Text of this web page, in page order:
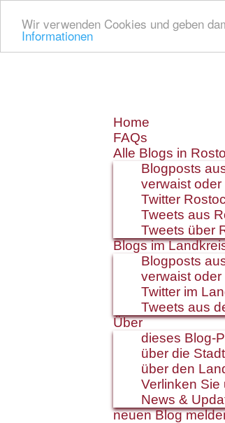
Wir verwenden Cookies und geben
Informationen
Inhalt
springen
Home
FAQs
Alle Blogs in
Blogposts
verwaist oder
Twitter
Tweets aus
Tweets über
Blogs im
Blogposts
verwaist oder
Twitter im
Tweets aus
Über
dieses Blog-
über die
über den
Verlinken Sie
News &
neuen Blog